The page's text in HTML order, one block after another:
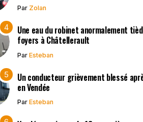
Par Zolan
Une eau du robinet anormalement
foyers à Châtellerault
Par Esteban
Un conducteur grièvement blessé
en Vendée
Par Esteban